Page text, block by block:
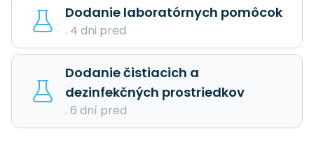
Dodanie laboratórnych pomôcok
. 4 dni pred
Dodanie čistiacich a
dezinfekčných prostriedkov
. 6 dní pred